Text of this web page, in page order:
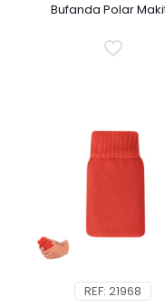
Bufanda Polar
REF: 21968